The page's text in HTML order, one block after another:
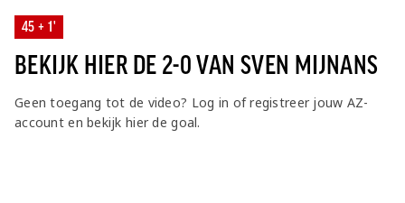
45 + 1'
BEKIJK HIER DE 2-0 VAN SVEN MIJNANS
Geen toegang tot de video? Log in of registreer jouw AZ-
account en bekijk hier de goal.